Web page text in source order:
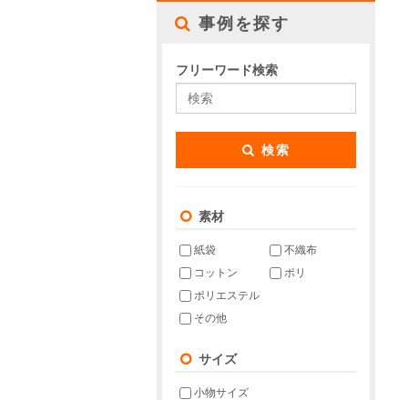
事例を探す
フリーワード検索
検索
素材
紙袋
不織布
コットン
ポリ
ポリエステル
その他
サイズ
小物サイズ